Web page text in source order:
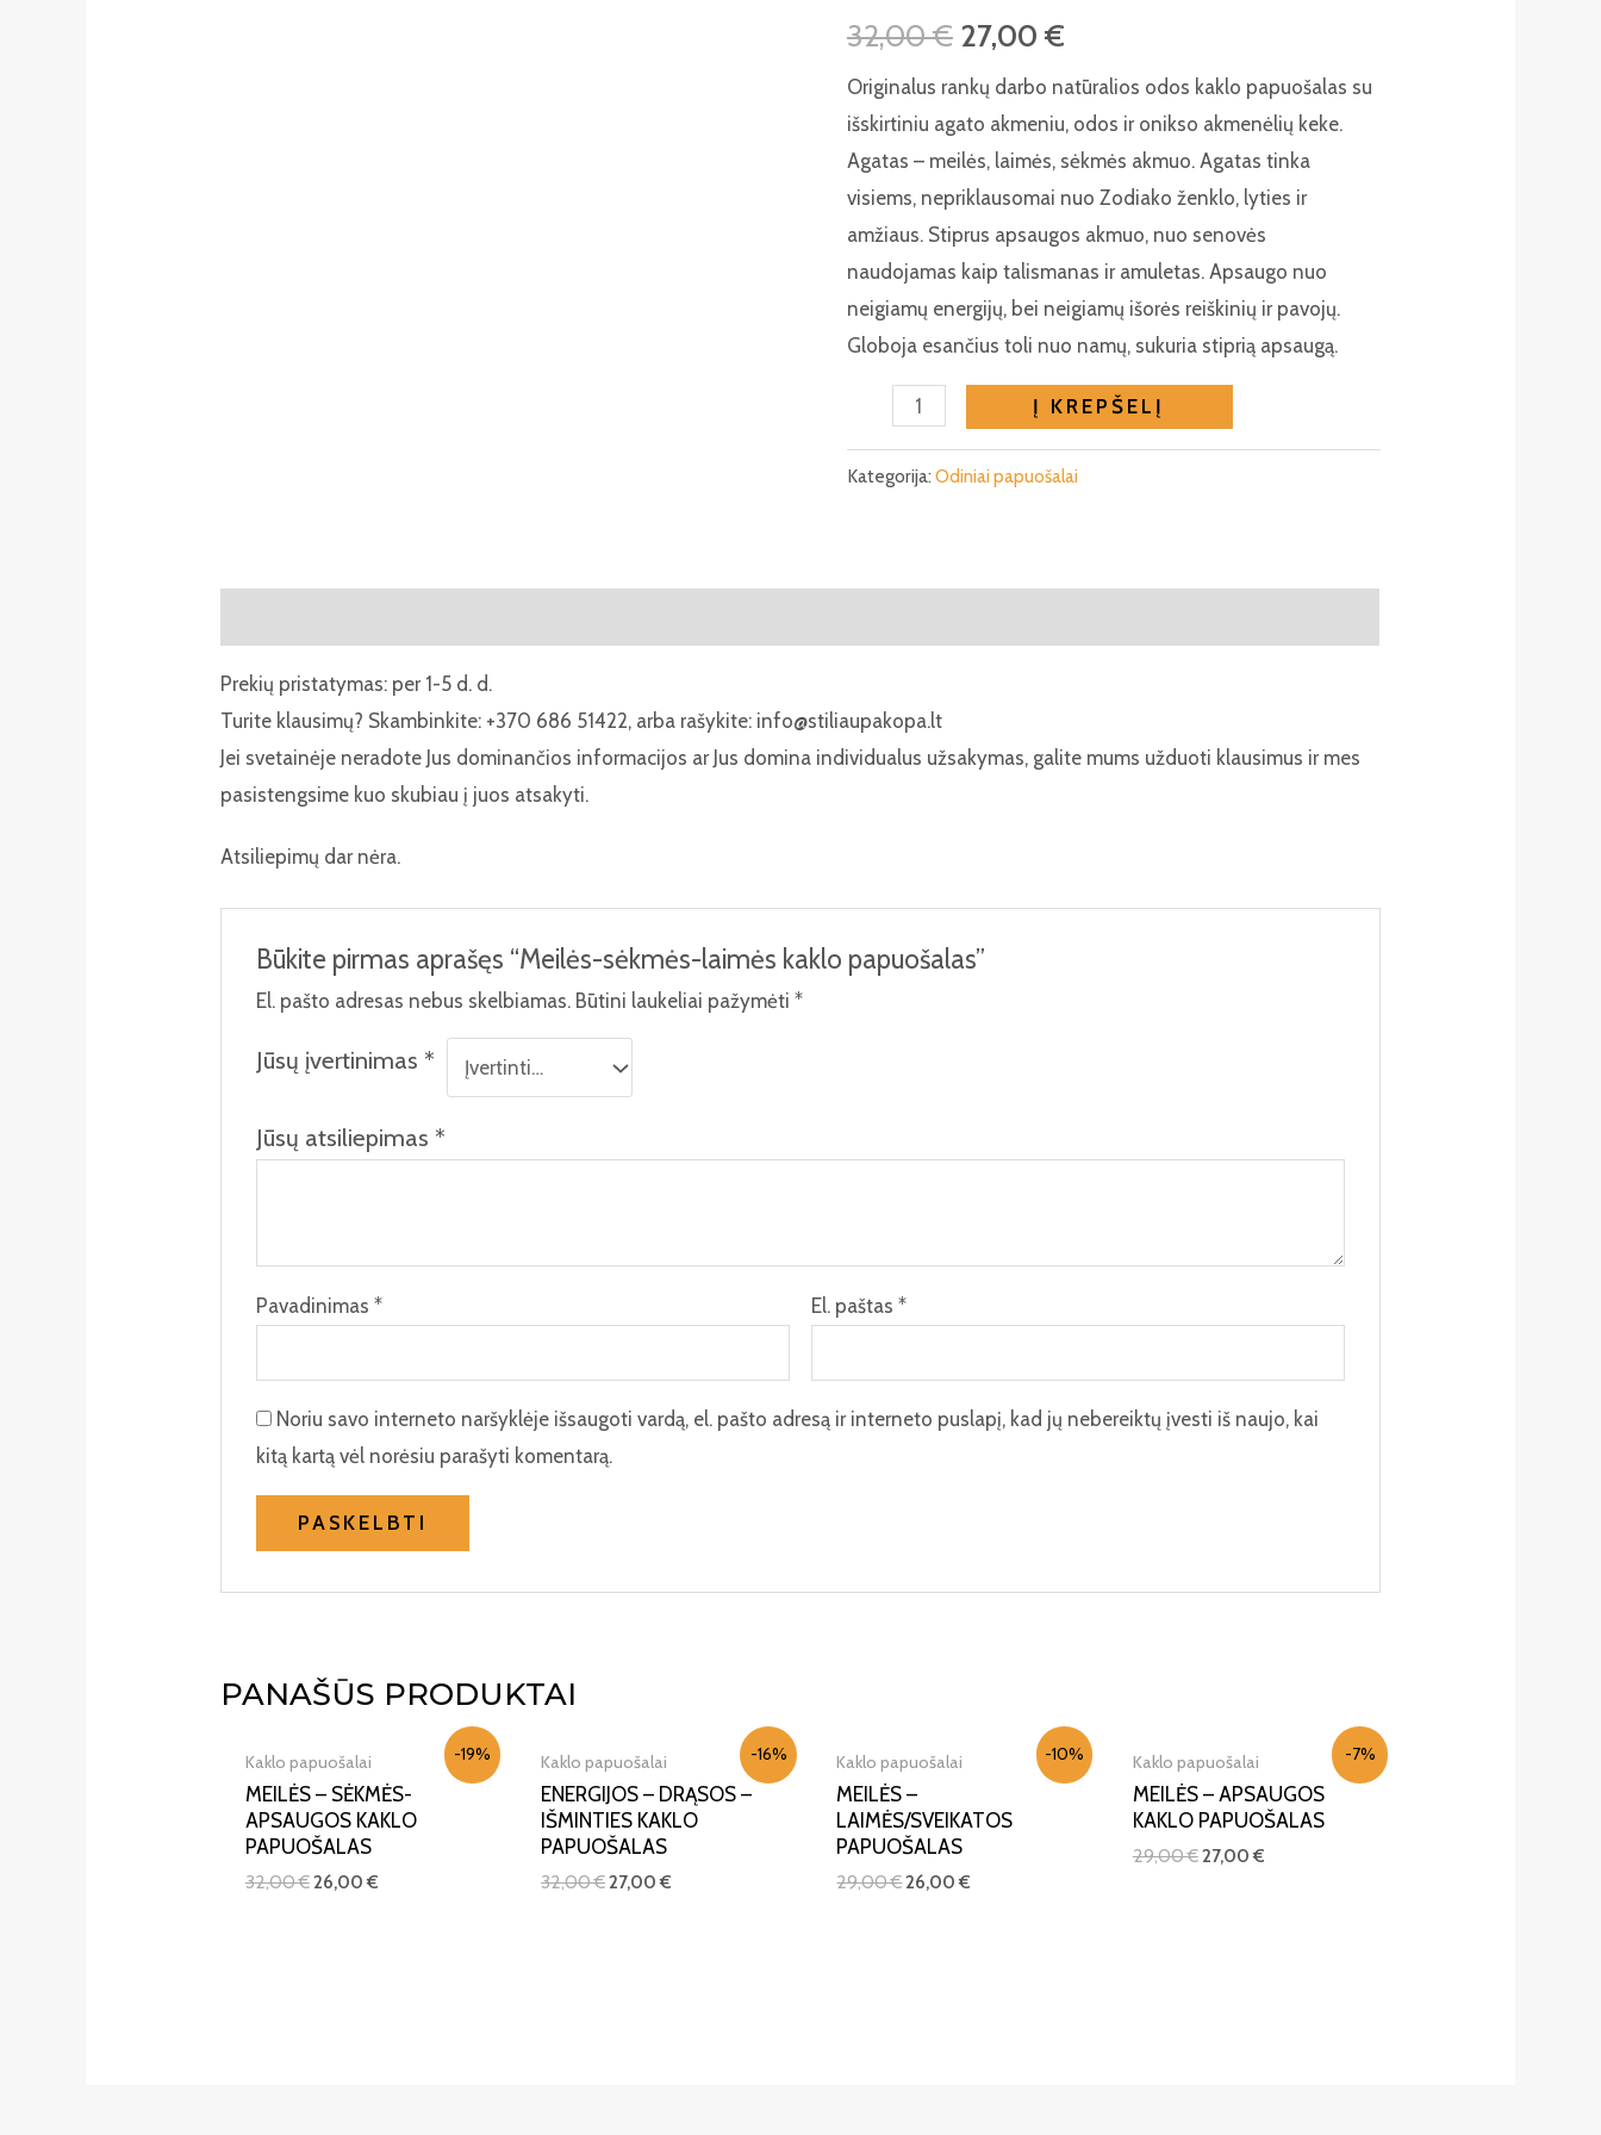
32,00€ 27,00 €
Originalus rankų darbo natūralios odos kaklo papuošalas su
išskirtiniu agato akmeniu, odos ir onikso akmenėlių keke.
Agatas – meilės, laimės, sėkmės akmuo. Agatas tinka
visiems, nepriklausomai nuo Zodiako ženklo, lyties ir
amžiaus. Stiprus apsaugos akmuo, nuo senovės
naudojamas kaip talismanas ir amuletas. Apsaugo nuo
neigiamų energijų, bei neigiamų išorės reiškinių ir pavojų.
Globoja esančius toli nuo namų, sukuria stiprią apsaugą.
produkto
Meilės-
kaklo
Į KREPŠELĮ
Kategorija: Odiniai papuošalai
Prekių pristatymas: per 1-5 d. d.
Turite klausimų? Skambinkite: +370 686 51422, arba rašykite: info@stiliaupakopa.lt
Jei svetainėje neradote Jus dominančios informacijos ar Jus domina individualus užsakymas, galite mums užduoti klausimus ir mes
pasistengsime kuo skubiau į juos atsakyti.
Atsiliepimų dar nėra.
Būkite pirmas aprašęs “Meilės-sėkmės-laimės kaklo papuošalas”
El. pašto adresas nebus skelbiamas. Būtini laukeliai pažymėti *
Jūsų įvertinimas *
Jūsų atsiliepimas *
Pavadinimas * El. paštas*
Noriu savo interneto naršyklėje išsaugoti vardą, el. pašto adresą ir interneto puslapį, kad jų nebereiktų įvesti iš naujo, kai
kitą kartą vėl norėsiu parašyti komentarą.
PANAŠŪS PRODUKTAI
-19%
Kaklo papuošalai
MEILĖS – SĖKMĖS-
APSAUGOS KAKLO
PAPUOŠALAS
32,00€26,00€
-16%
Kaklo papuošalai
ENERGIJOS – DRĄSOS –
IŠMINTIES KAKLO
PAPUOŠALAS
32,00€27,00€
-10%
Kaklo papuošalai
MEILĖS –
LAIMĖS/SVEIKATOS
PAPUOŠALAS
29,00€26,00€
-7%
Kaklo papuošalai
MEILĖS – APSAUGOS
KAKLO PAPUOŠALAS
29,00€27,00€